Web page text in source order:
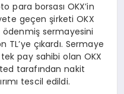
para borsası OKX’in
geçen şirketi OKX
ödenmiş sermayesini
TL’ye çıkardı. Sermaye
pay sahibi olan OKX
tarafından nakit
tescil edildi.